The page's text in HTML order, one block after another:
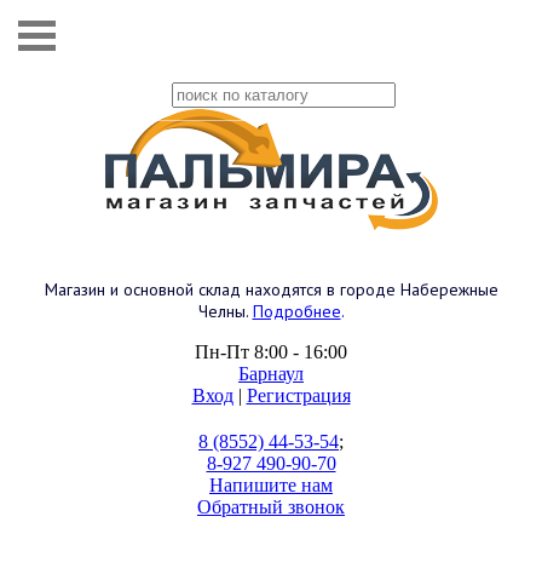
Магазин и основной склад находятся в городе Набережные
Челны. Подробнее.
Пн-Пт 8:00 - 16:00
Барнаул
Вход| Регистрация
8 (8552) 44-53-54;
8-927 490-90-70
Напишите нам
Обратный звонок